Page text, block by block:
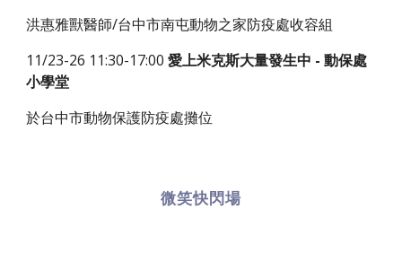
洪惠雅獸醫師/台中市南屯動物之家防疫處收容組
11/23-26 11:30-17:00愛上米克斯大量發生中 - 動保處
小學堂
於台中市動物保護防疫處攤位
微笑快閃場